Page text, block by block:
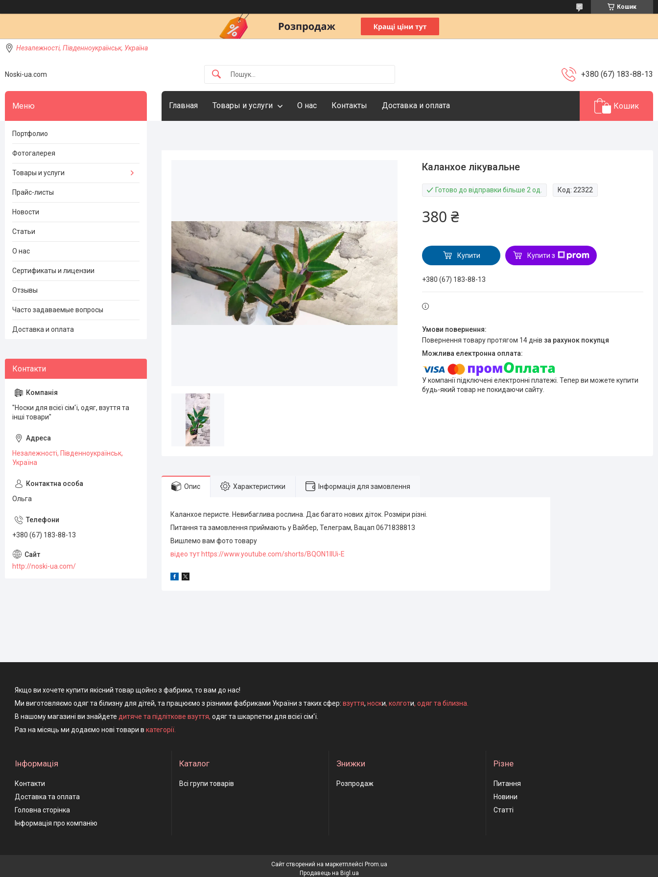
Кошик
Незалежності, Південноукраїнськ, Україна
Noski-ua.com +380 (67) 183-88-13
Главная Товары и услуги О нас Контакты Доставка и оплата Кошик
Каланхое лікувальне
Готово до відправки більше 2 од. Код: 22322
380 ₴
Купити Купити з
+380 (67) 183-88-13
повернення товару протягом 14 днів за рахунок покупця
У компанії підключені електронні платежі. Тепер ви можете купити
будь-який товар не покидаючи сайту.
Опис Характеристики Інформація для замовлення
Каланхое перисте. Невибаглива рослина. Дає багато нових діток. Розміри різні.
Питання та замовлення приймають у Вайбер, Телеграм, Вацап 0671838813
Вишлемо вам фото товару
відео тут https://www.youtube.com/shorts/BQON1llUi-E
Портфолио
Фотогалерея
Товары и услуги
Прайс-листы
Новости
Статьи
О нас
Сертификаты и лицензии
Отзывы
Часто задаваемые вопросы
Доставка и оплата
"Носки для всієї сім'ї, одяг, взуття та
інші товари"
Незалежності, Південноукраїнськ,
Україна
Ольга
+380 (67) 183-88-13
http://noski-ua.com/
Якщо ви хочете купити якісний товар щойно з фабрики, то вам до нас!
Ми виготовляємо одяг та білизну для дітей, та працюємо з різними фабриками України з таких сфер: взуття, носки, колготи, одяг та білизна.
В нашому магазині ви знайдете дитяче та підліткове взуття, одяг та шкарпетки для всієї сім'ї.
Раз на місяць ми додаємо нові товари в категорії.
Інформація
Контакти
Доставка та оплата
Головна сторінка
Інформація про компанію
Каталог
Всі групи товарів
Знижки
Розпродаж
Різне
Питання
Новини
Статті
Сайт створений на маркетплейсі Prom.ua
Продавець на Bigl.ua